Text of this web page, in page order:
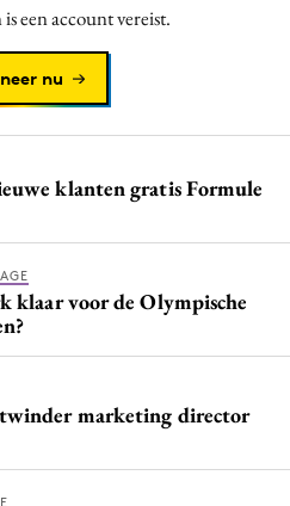
een account vereist.
nu
klanten gratis Formule
klaar voor de Olympische
marketing director